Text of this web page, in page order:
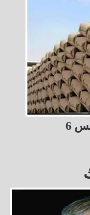
أسعار الأسمنت اليوم الخميس 6